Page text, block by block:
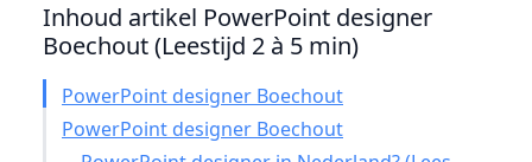
Inhoud artikel PowerPoint designer
Boechout (Leestijd 2 à 5 min)
PowerPoint designer Boechout
PowerPoint designer Boechout